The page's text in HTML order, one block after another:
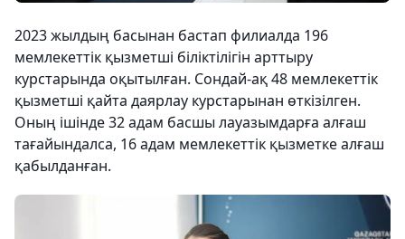
2023 жылдың басынан бастап филиалда 196
мемлекеттік қызметші біліктілігін арттыру
курстарында оқытылған. Сондай-ақ 48 мемлекеттік
қызметші қайта даярлау курстарынан өткізілген.
Оның ішінде 32 адам басшы лауазымдарға алғаш
тағайындалса, 16 адам мемлекеттік қызметке алғаш
қабылданған.